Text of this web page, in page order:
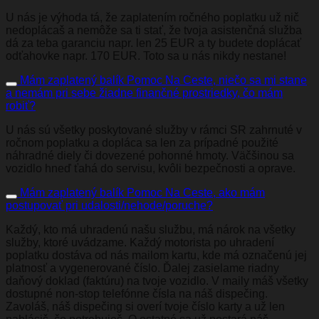
U nás je výhoda tá, že zaplatením ročného poplatku už nič
nedoplácaš a nemôže sa ti stať, že tvoja asistenčná služba
dá za teba garanciu napr. len 25 EUR a ty budete doplácať
odťahovke napr. 170 EUR. Toto sa u nás nikdy nestane!
Mám zaplatený balík Pomoc Na Ceste, niečo sa mi stane
a nemám pri sebe žiadne finančné prostriedky, čo mám
robiť?
U nás sú všetky poskytované služby v rámci SR zahrnuté v
ročnom poplatku a dopláca sa len za prípadné použité
náhradné diely či dovezené pohonné hmoty. Väčšinou sa
vozidlo hneď ťahá do servisu, kvôli bezpečnosti a oprave.
Mám zaplatený balík Pomoc Na Ceste, ako mám
postupovať pri udalosti/nehode/poruche?
Každý, kto má
uhradenú
našu službu, má nárok na všetky
služby, ktoré uvádzame. Každý motorista po uhradení
poplatku dostáva od nás mailom kartu, kde má označenú jej
platnosť a vygenerované číslo. Ďalej zasielame riadny
daňový doklad (faktúru) na tvoje vozidlo. V maily máš všetky
dostupné non-stop telefónne čísla na náš dispečing.
Zavoláš, náš dispečing si overí tvoje číslo karty a už len